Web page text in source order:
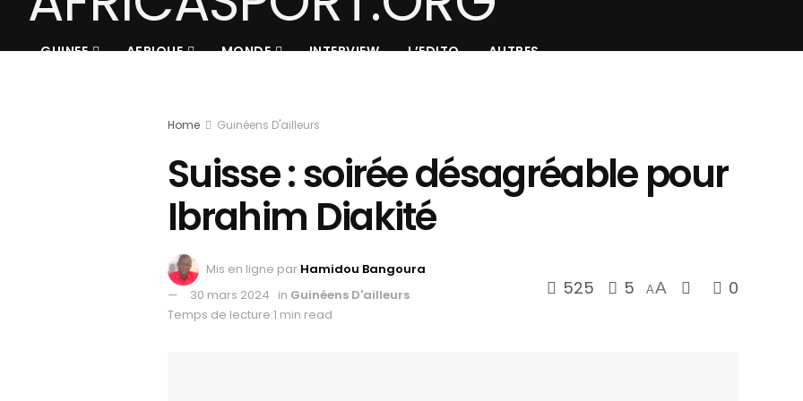
GUINEE AFRIQUE MONDE INTERVIEW L’EDITO AUTRES
Home Guinéens D'ailleurs
Suisse : soirée désagréable pour
Ibrahim Diakité
Mis en ligne par Hamidou Bangoura
30 mars 2024 in Guinéens D'ailleurs
Temps de lecture:1 min read
525 5 AA 0